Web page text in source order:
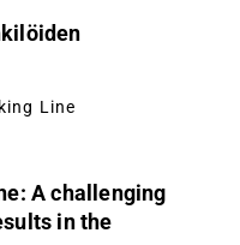
Line
A challenging
in the